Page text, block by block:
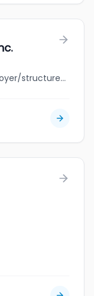
jobbank.gc.ca/browsejobs/employer/structures+premi%C3%A8re+inc./ca